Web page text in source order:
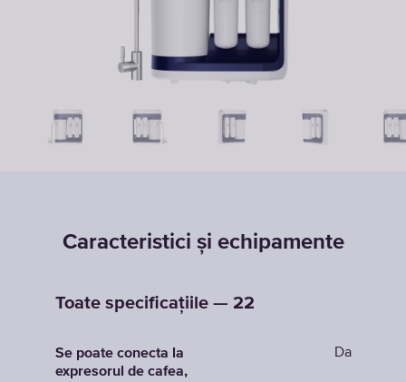
Caracteristici și echipamente
Toate specificațiile — 22
Se poate conecta la
expresorul de cafea,
Da